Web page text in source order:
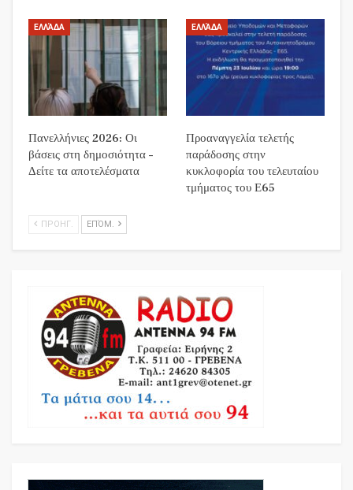
ΕΛΛΆΔΑ
Πανελλήνιες 2026: Οι
βάσεις στη δημοσιότητα –
Δείτε τα αποτελέσματα
ΕΛΛΆΔΑ
Προαναγγελία τελετής
παράδοσης στην
κυκλοφορία του τελευταίου
τμήματος του Ε65
ΠΡΟΗΓ. ΕΠΌΜ.